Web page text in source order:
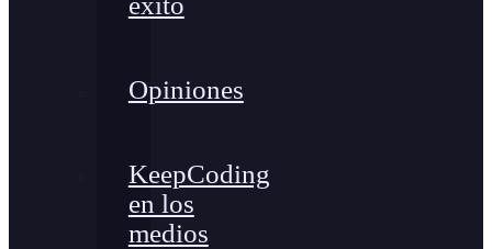
Opiniones
KeepCoding
en los
medios